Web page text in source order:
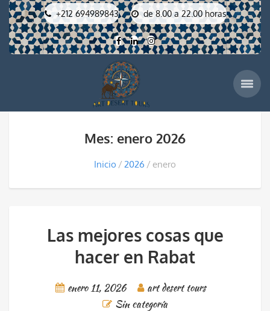
+212 694989843 de 8.00 a 22.00 horas
Mes: enero 2026
Inicio 2026 enero
Las mejores cosas que
hacer en Rabat
enero 11, 2026
art desert tours
Sin categoría